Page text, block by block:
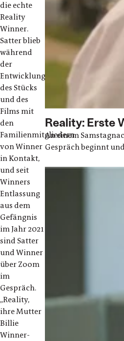
die echte
Reality
Winner.
Satter blieb
während
der
Entwicklung
des Stücks
und des
Films mit
den
Familienmitgliedern
von Winner
in Kontakt,
und seit
Winners
Entlassung
aus dem
Gefängnis
im Jahr 2021
sind Satter
und Winner
über Zoom
im
Gespräch.
„Reality,
ihre Mutter
Billie
Winner-
Reality: Erste
An einem
Gespräch beginnt